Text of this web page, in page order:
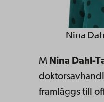
Nina
M Nina Dahl-
framläggs till